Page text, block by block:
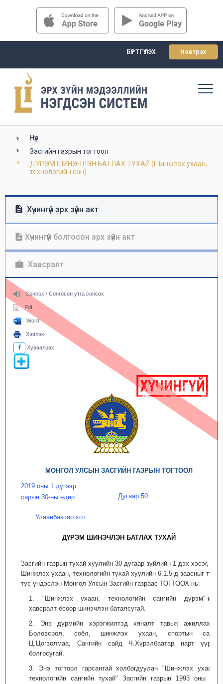
БҮРТГҮҮЛЭХ Нэвтрэх
Нүүр
Засгийн газрын тогтоол
ДҮРЭМ ШИНЭЧЛЭН БАТЛАХ ТУХАЙ (Шинжлэх ухаан,
технологийн сан)
Хүчингүй эрх зүйн акт
Хүчингүй болгосон эрх зүйн акт
Хавсралт
Сонсох / Сонгосон утга сонсох
Pdf
Word
Хэвлэх
Хуваалцах
МОНГОЛ УЛСЫН ЗАСГИЙН ГАЗРЫН ТОГТООЛ
2019 оны 1 дүгээр
сарын 30-ны өдөр
Дугаар 50
Улаанбаатар хот
ДҮРЭМ ШИНЭЧЛЭН БАТЛАХ ТУХАЙ
Засгийн газрын тухай хуулийн 30 дугаар зүйлийн 1 дэх хэсэг,
Шинжлэх ухаан, технологийн тухай хуулийн 6.1.5-д заасныг тус
тус үндэслэн Монгол Улсын Засгийн газраас ТОГТООХ нь:
1. "Шинжлэх ухаан, технологийн сангийн дүрэм"-ийг
хавсралт ёсоор шинэчлэн баталсугай.
2. Энэ дүрмийн хэрэгжилтэд хяналт тавьж ажиллахыг
Боловсрол, соёл, шинжлэх ухаан, спортын сайд
Ц.Цогзолмаа, Сангийн сайд Ч.Хүрэлбаатар нарт үүрэг
болгосугай.
3. Энэ тогтоол гарсантай холбогдуулан "Шинжлэх ухаан,
технологийн сангийн тухай" Засгийн газрын 1993 оны 12